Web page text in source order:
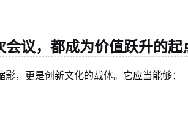
会议，都成为价值跃升的起
，更是创新文化的载体。它应当能够：